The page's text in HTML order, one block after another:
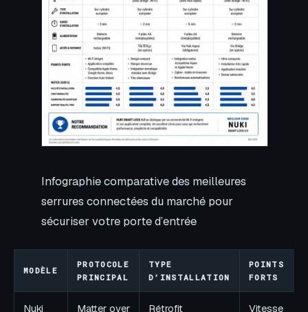
Infographie comparative des meilleures
serrures connectées du marché pour
sécuriser votre porte d’entrée
MODÈLE
PROTOCOLE
PRINCIPAL
TYPE
D’INSTALLATION
POINTS
FORTS
Nuki
Matter over
Rétrofit
Vitesse